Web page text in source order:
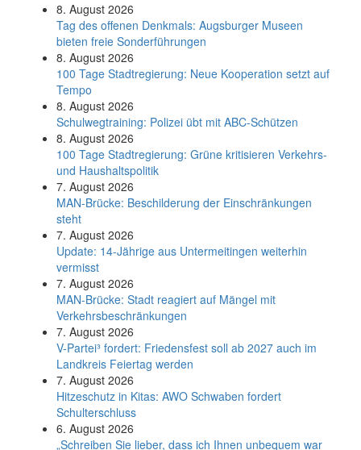
8. August 2026
Tag des offenen Denkmals: Augsburger Museen
bieten freie Sonderführungen
8. August 2026
100 Tage Stadtregierung: Neue Kooperation setzt auf
Tempo
8. August 2026
Schul­weg­trai­ning: Poli­zei übt mit ABC-Schüt­zen
8. August 2026
100 Tage Stadtregierung: Grüne kritisieren Verkehrs-
und Haushaltspolitik
7. August 2026
MAN-Brücke: Beschilderung der Einschränkungen
steht
7. August 2026
Update: 14-Jährige aus Untermeitingen weiterhin
vermisst
7. August 2026
MAN-Brücke: Stadt reagiert auf Mängel mit
Verkehrsbeschränkungen
7. August 2026
V-Partei­³ fordert: Friedens­fest soll ab 2027 auch im
Land­kreis Feier­tag werden
7. August 2026
Hitzeschutz in Kitas: AWO Schwaben fordert
Schulterschluss
6. August 2026
„Schreiben Sie lieber, dass ich Ihnen unbequem war